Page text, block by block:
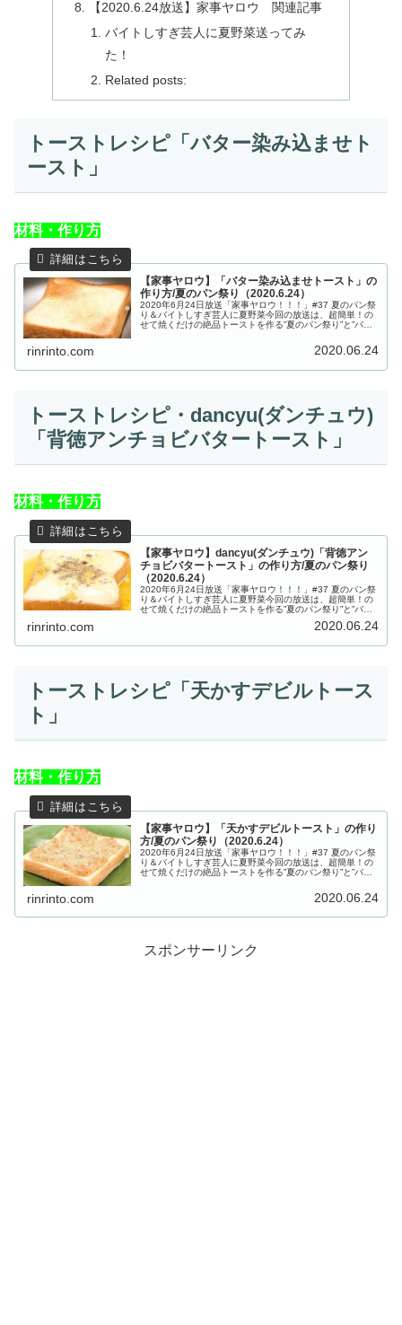
【2020.6.24放送】家事ヤロウ 関連記事
バイトしすぎ芸人に夏野菜送ってみ
た！
Related posts:
トーストレシピ「バター染み込ませト
ースト」
材料・作り方
【家事ヤロウ】「バター染み込ませトースト」の
作り方/夏のパン祭り（2020.6.24）
2020年6月24日放送「家事ヤロウ！！！」#37 夏のパン祭
り＆バイトしすぎ芸人に夏野菜今回の放送は、超簡単！の
せて焼くだけの絶品トーストを作る”夏のパン祭り”と”バイ
rinrinto.com 2020.06.24
トーストレシピ・dancyu(ダンチュウ)
「背徳アンチョビバタートースト」
材料・作り方
【家事ヤロウ】dancyu(ダンチュウ)「背徳アン
チョビバタートースト」の作り方/夏のパン祭り
（2020.6.24）
2020年6月24日放送「家事ヤロウ！！！」#37 夏のパン祭
り＆バイトしすぎ芸人に夏野菜今回の放送は、超簡単！の
せて焼くだけの絶品トーストを作る”夏のパン祭り”と”バイ
rinrinto.com 2020.06.24
トーストレシピ「天かすデビルトース
ト」
材料・作り方
【家事ヤロウ】「天かすデビルトースト」の作り
方/夏のパン祭り（2020.6.24）
2020年6月24日放送「家事ヤロウ！！！」#37 夏のパン祭
り＆バイトしすぎ芸人に夏野菜今回の放送は、超簡単！の
せて焼くだけの絶品トーストを作る”夏のパン祭り”と”バイ
rinrinto.com 2020.06.24
スポンサーリンク